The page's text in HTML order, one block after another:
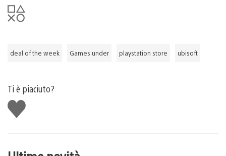
deal of the week Games under playstation store ubisoft
Ti è piaciuto?
Mi
piace